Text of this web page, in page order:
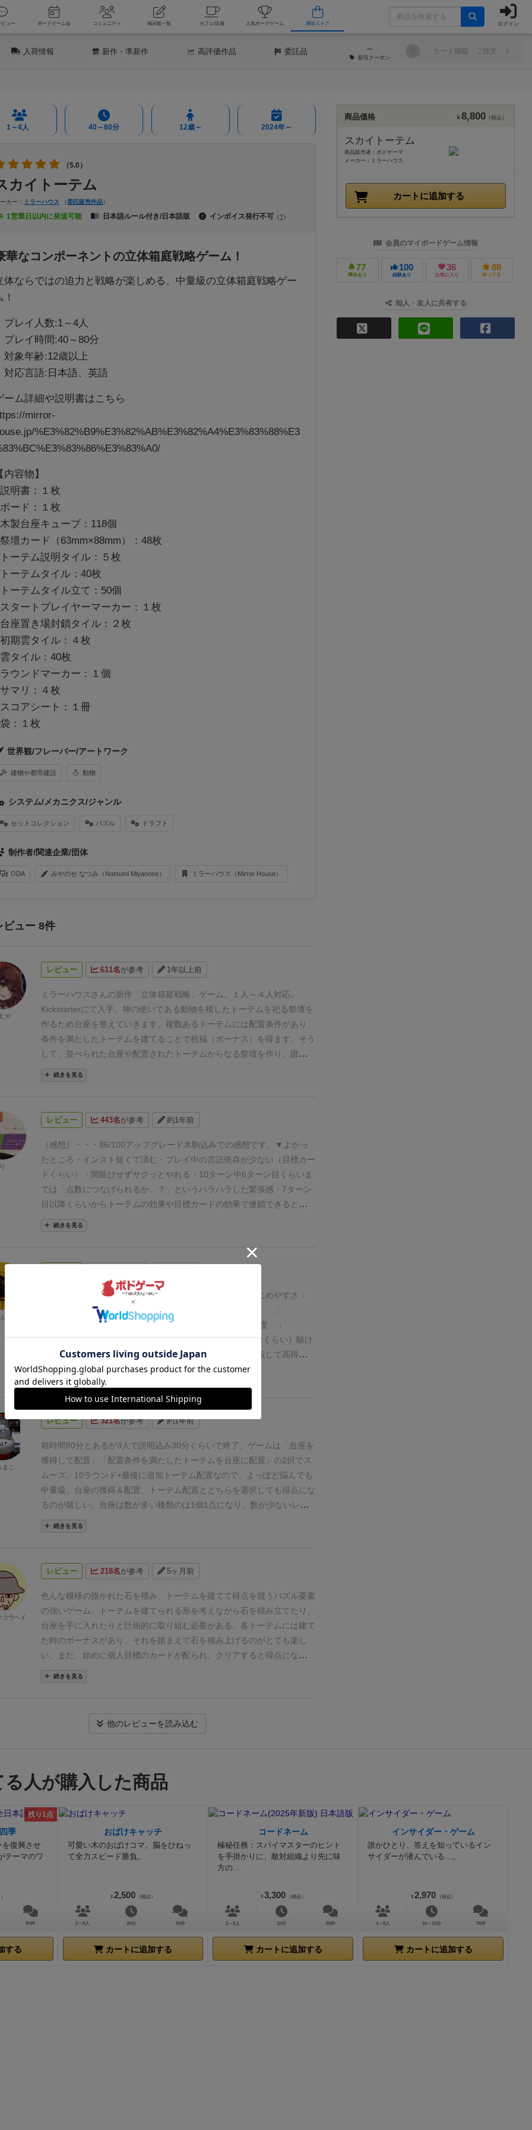
新着レビュー ボードゲーム会 コミュニティ 掲示板一覧 カフェ/店舗 人気ボードゲーム 通販ストア ログイン
入荷情報 新作 ・準新作 高評価作品 委託品 ─
割引 クーポン
カート確認・ご注文
1～4人 40～80分 12歳～ 2024年～
（5.0）
カイトーテム
カー： ミラーハウス （委託販売作品）
1営業日以内に発送可能 日本語ルール付き/日本語版 インボイス発行不可 （? ）
華なコンポーネントの立体箱庭戦略ゲーム！
体ならではの迫力と戦略が楽しめる、中量級の立体箱庭戦略ゲー
！
プレイ人数:1～4人
プレイ時間:40～80分
対象年齢:12歳以上
対応言語:日本語、英語
ーム詳細や説明書はこちら
mirror-
%E3%82%B9%E3%82%AB%E3%82%A4%E3%83%88%E3
内容物】
明書：１枚
ード：１枚
製台座キューブ：118個
壇カード（63mm×88mm）：48枚
ーテム説明タイル：５枚
ーテムタイル：40枚
ーテムタイル立て：50個
タートプレイヤーマーカー：１枚
座置き場封鎖タイル：２枚
期雲タイル：４枚
タイル：40枚
ウンドマーカー：１個
マリ：４枚
コアシート：１冊
：１枚
世界観/フレーバー/アートワーク
建物や都市建設 動物
システム/メカニクス/ジャンル
セットコレクション パズル ドラフト
制作者/関連企業/団体
ODA みやのせ なつみ（Natsumi Miyanose） ミラーハウス（Mirror House）
ビュー 8件
レビュー 611名が参考 1年以上前
ミラーハウスさんの新作「立体箱庭戦略」ゲーム。１人～４人対応。
Kickstarterにて入手。神の使いである動物を模したトーテムを祀る祭壇を
作るため台座を整えていきます。複数あるトーテムには配置条件があり、
条件を満たしたトーテムを建てることで祝福（ボーナス）を得ます。そう
して、並べられた台座や配置されたトーテムからなる祭壇を作り、誰より
も立派な祭壇を建てる＝得られた得点が最も多い人が勝利というゲーム。
ソロも基本ルールと変わらず遊べます。早速ソロで遊んでみましたのでご
グになるのかな。 全10ラウンド＋最後のトーテムを建てるアクションを
行い、より良い祭壇を作ることを目指します。
です（ソロは2人プレイ準拠で2人分をプレイ） 最初にカードが3枚配ら
れ、中を確認し、1枚を「最初の配置」、残り2枚を自分だけが目標とす
る祭壇カードとして手元に置きます。自分の初期雲タイル（台座が置ける
場）は2×2で、最初の配置ボーナスで1×1が追加されることも。※複数人
プレイの場合は2枚の祭壇カードは伏せて自分だけわかるようにします。
トーテムは馬・狼・鳥・猫・龍の5種類から4種類を選びます。
グレード木コマ。両面プリント。結構大きいです。下は配置条件・得点・
※kickstarter等詳細は書かれてい
るのでざっくりとご紹介。各ラウンド、自分の手番では次の２つのアクシ
か所に配置された台座キューブを取り、自分の配置場所（雲タイル）に配
置します。台座は雲タイルの上か、同じ種類の台座の上に積むことができ
ます。置けない・置きたくない台座がある場合、サプライ（袋）に戻すこ
とで、1×1の雲タイルを獲得。【2人プレイだと3か所から選択。3人・4人
プレイのマスは下段にあり、少ない人数のときは使用不可を示すタイルで
覆います。台座はボード右側に記載のとおり、ノーマル6種とレア4種の
計10種からなります】
ーテムを台座の上に配置し、その祝福を得ます。※猫のトーテムだけは6
個以上積まれた台座ができたら自動で置かれます。【例：鳥のトーテム。
高さ2以上で指定の形状ができていたら配置。得点は高さ（２）×３で6点
分。置くとすぐに祝福として雲タイル1×1マス3枚と台座をランダム引き
で3個獲得可能。獲得した台座を戻してさらに雲タイルで場を広げること
も可能。場所は取るけど効果は強い】
その他、選択した祭壇カードの条件
を満たした場合、自分の手番中好きなタイミングで達成ボーナス（終了時
得点＋ランダム台座1つ）を獲得できます。
ラウンド終了後は台座の補充
充します。
得点となります。ソロプレイ
前述のとおり２人用準拠で2人分のプレイを
ます。
高点。難しい…なお180点以上が最高評価です】
う限られた手番の中で、場の台座や目標をどうクリアしていくか、取られ
ずに多めに残っている台座をどのタイミングで取るか等、1手1手が悩ま
トーテムの祝福が非常に強力。手番数以上のことをするために活用しない
台座ボーナスなのでコンボで次に繋げられます。他のトーテムもそれぞれ
祭壇カードについては難易度が結構違うので、どれを初期配置にするかも
悩みどころ。2枚とも達成って意外とハードル高い気がしますがどうでし
ょう。1枚達成に寄せていくぐらいで私はちょうどよかった。補充される
台座の引き運もありますが、雲タイル追加と低い位置でのトーテム配置で
カバーして何とか得点を重ねたいと考えるのが楽しい良いゲームでした。
大変になりますが、見栄えと満足感が全然違います。
個人的希望として
は、祭壇カード・初期配置を指定したり、特定のトーテム配置を指定した
いな）があるとやりがい爆上げでした。
気になるところは1点と注意点が
2点。 気になるところは収納とセットアップ＆片付け。パーツが多く、そ
続きを見る
や
レビュー 443名が参考 約1年前
（感想）・・・86/100アップグレード木駒込みでの感想です。
▼よかっ
たところ ・インスト短くて済む ・プレイ中の言語依存が少ない（目標カー
ドくらい）
・間延びせずサクッとやれる ・10ターン中6ターン目くらいま
では「点数につなげられるか…？」というハラハラした緊張感 ・7ターン
目以降くらいからトーテムの効果や目標カードの効果で連鎖できると気持
ちいい・トーテムをたくさん建てられると、終わった時の見映えがよく、
ゲームの勝敗とはまた別の達成感◎
模様がもう少しトーテムとマッチしていると嬉しかったか…？ただ、写真
より現物の方が違和感はなかった・アップグレード木駒の龍の尾のところ
の弱さ（届いた時点で2つ破損していたため、ボンドで接着）
レード木駒の馬の一つの前足のところに大きな"す"が入っていた。木材な
ので仕方ないと言えば仕方ないですが…（パテで埋めて塗装）
▼総合
プグレード木駒の不備はあったものの、それでも個人的には購入してよか
ったです。木駒の可愛さで購入を決めたので…ゲーム性も好きなタイプ＆
立体なのが嬉しいので、お気に入りゲームになりました。
（パケ）・・・
42/50■箱のデザイン→☆★★★ 8/10 ■コンポーネントとビジュアルデザ
イン→☆★★★ 8/10
物と箱サイズのマッチ→★★★★ 10/10■テーマや世界観
8/10（内容）・・・44/50■ゲーム性→★★★★ 10/10■準備の簡便性や
取り回しの良さ→☆★★★ 8/10■システムや要素の過不足
8/10 ■プレイ感とテーマや世界観のマッチ→☆★★★ 8/10
■価格帯と内
容の納得度→★★★★ 10/10
続きを見る
り
（２人プレイ時）盛り上がり度 ：★★★☆☆ はじめやすさ：
プレイしやすさ ：★★★☆☆ テンポ感 ：
戦略性（難易度）：★★★☆☆ 人を選ぶ度 ：
★★☆☆☆プレイ時間の体感：2人なのでテンポ早め（40分くらい）駆け
引きの多さ ：少な目飽きにくさ ：ふつう
台座を建設して高得点を
狙うパズル要素のあるボードゲーム。通常版なのでトーテムは紙製なのだ
が、それでも可愛い。台座も存在感があり、観賞用としてもにやにやでき
盛り上がり度に関してはそこそこ。後半にかけて台座が組みあがって
覚的にも楽しめる。一方で、邪魔し合いなどはあまり起きにくかったか
な…おそらくプレイ人数が増えると台座の取り合いが加速するものと思わ
れる。2人プレイは比較的平和。プレイしやすさはそこそこ。ルールも簡
単だしやれることも限られているので、そこで詰まるということはなかっ
た。戦略性はほどほど。基本的には最初の手札で決めたポイントに向かっ
て進んでいくので、戦略ゲームが苦手な人でも進むべき道を定めやすいの
は◎。一方で、相手の邪魔はしにくいしされにくいかなとも思う。せいぜ
い猫を作らせないようにするくらいしか私にはできなかった。それより
じめやすさ（導入）も普通。複雑なルールもないので、数ターンくらい試
しでやってみれば覚えられる。なんだかんだ台座がごろっとしてて手触り
良く、コンポーネントが細かくてアレルギー出す人とかにも受け入れられ
たのも非常によかった。
テンポ感はまま良い。正直、序盤から中盤にかけ
てはひたすら台座の建設を続けるだけなのでサクサク進む。終盤にかけて
トーテムが立ち始めると、追加ターンなり追加台座獲得なりで思考パート
が増えて失速する。でも終わりが見えているので「長い」とは感じない。
は、そりゃ抵抗あるだろうなといった感じ。それでもとっつきやすいと思
う。酒飲んだ状態では間違える自信ある。あと、点数計算のために祭壇を
常版を買ったことが非常に悔やまれる。お鳥様が…直角に曲がってくれな
い…。以上
続きを見る
ろべ
レビュー 321名が参考 約1年前
箱時間80分とあるが3人で説明込み30分ぐらいで終了。ゲームは
「台座を
獲得して配置」
「配置条件を満たしたトーテムを台座に配置」 の2択でス
ムーズ。 10ラウンド+最後に追加トーテム配置なので、よっぽど悩んでも
中量級。
台座の獲得＆配置、トーテム配置とどちらを選択しても得点にな
るのが嬉しい。
台座は数が多い種類のは1個1点になり、数が少ないレア
台座は1個2点になるので台座を獲得する際にできるだけ同じ種類を獲得
したいけど、レアも捨て難いと悩ましかったです。
上で指定された形に台座が配置されていたり、隣接して高さに段差があっ
たり、隙間が空いていたりや6段になっていたりが配置条件になります。
トーテムの配置後は、追加ターンを獲得したり、袋から台座を獲得できた
りします。 トーテムを配置して、目標となる配置条件を満たすとゲーム終
了時得点を獲得したり、追加の台座を獲得できます。
目標達成は個人目標
になりますので、それぞれ達成条件は違います。 ゲーム中に絡みがあるの
が、台座の獲得が人と被るか被らないかなので、遊びやすさもあり、あっ
さりな感じもありました。
た。
続きを見る
まこ
レビュー 218名が参考 5ヶ月前
色んな模様の描かれた石を積み、トーテムを建てて得点を競うパズル要素
の強いゲーム。
トーテムを建てられる形を考えながら石を積み立てたり、
台座を手に入れたりと計画的に取り組む必要がある。 各トーテムには建て
た時のボーナスがあり、それを踏まえて石を積み上げるのがとても楽し
い。
また、始めに個人目標のカードが配られ、クリアすると得点になった
り更にボーナスが貰えたりとお得なのでその点も考える必要がある。
言え、やる事はプレイ人数+1の資材置き場から石を取り、同模様の石を
で複雑ではない。ただ、高得点を取るためには色々考えながらパズルを組
み立てるかのように石を積み上げなければならない。
と思う。
続きを見る
コウヘイ
他のレビューを読み込む
商品価格 ¥8,800 （税込）
スカイトーテム
商品販売者：ボドゲーマ
メーカー：ミラーハウス
カートに追加する
会員のマイボードゲーム情報
77
興味あり
100
経験あり
36
お気に入り
88
持ってる
知人・友人に共有する
人が購入した商品
残り1点
季
を復興させ
テーマのワ
90件
する
おばけキャッチ
可愛い木のおばけコマ。脳をひねっ
て全力スピード勝負。
¥ 2,500 （税込）
2～8人 20分 95件
カートに追加する
コードネーム
極秘任務：スパイマスターのヒント
を手掛かりに、敵対組織より先に味
方の...
¥ 3,300 （税込）
2～8人 15分 80件
カートに追加する
インサイダー・ゲーム
誰かひとり、答えを知っているイン
サイダーが潜んでいる…。
¥ 2,970 （税込）
4～8人 10～15分 76件
カートに追加する